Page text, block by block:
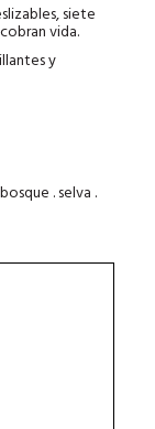
, siete
vida.
y
. selva .